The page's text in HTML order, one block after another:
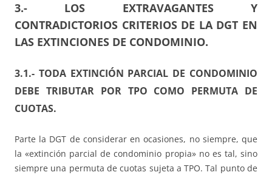
3.- LOS EXTRAVAGANTES Y
CONTRADICTORIOS CRITERIOS DE LA DGT EN
LAS EXTINCIONES DE CONDOMINIO.
3.1.- TODA EXTINCIÓN PARCIAL DE CONDOMINIO
DEBE TRIBUTAR POR TPO COMO PERMUTA DE
CUOTAS.
Parte la DGT de considerar en ocasiones, no siempre, que
la «extinción parcial de condominio propia» no es tal, sino
siempre una permuta de cuotas sujeta a TPO. Tal punto de